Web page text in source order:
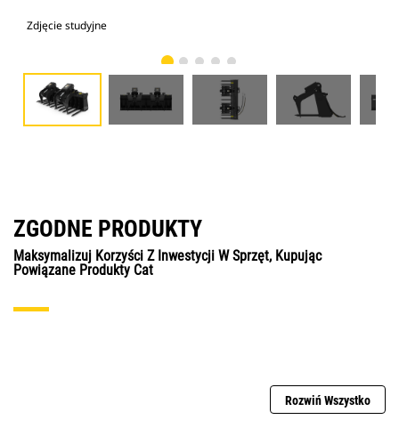
Zdjęcie studyjne
ZGODNE PRODUKTY
Maksymalizuj Korzyści Z Inwestycji W Sprzęt, Kupując
Powiązane Produkty Cat
Rozwiń Wszystko